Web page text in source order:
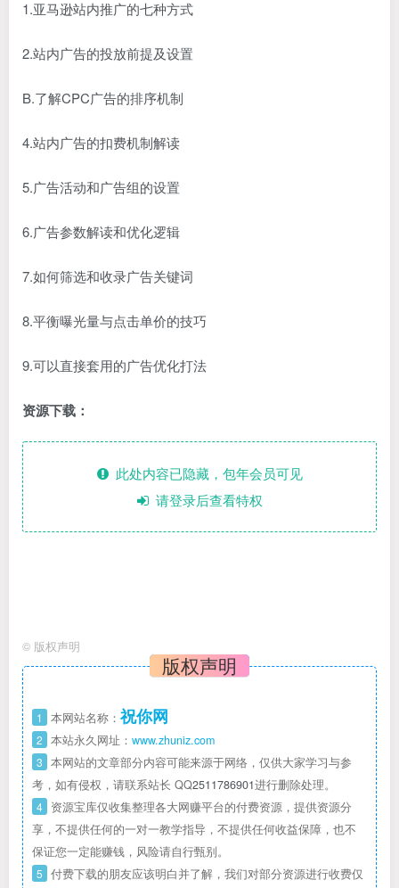
1.亚马逊站内推广的七种方式
2.站内广告的投放前提及设置
B.了解CPC广告的排序机制
4.站内广告的扣费机制解读
5.广告活动和广告组的设置
6.广告参数解读和优化逻辑
7.如何筛选和收录广告关键词
8.平衡曝光量与点击单价的技巧
9.可以直接套用的广告优化打法
资源下载：
此处内容已隐藏，包年会员可见
请登录后查看特权
© 版权声明
版权声明
1 本网站名称： 祝你网
2 本站永久网址： www.zhuniz.com
3 本网站的文章部分内容可能来源于网络，仅供大家学习与参
考，如有侵权，请联系站长 QQ2511786901进行删除处理。
4 资源宝库仅收集整理各大网赚平台的付费资源，提供资源分
享，不提供任何的一对一教学指导，不提供任何收益保障，也不
保证您一定能赚钱，风险请自行甄别。
5 付费下载的朋友应该明白并了解，我们对部分资源进行收费仅